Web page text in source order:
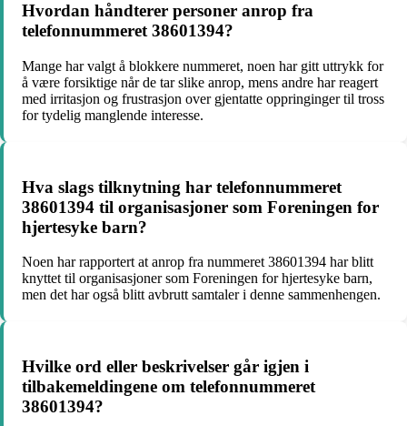
Hvordan håndterer personer anrop fra
telefonnummeret 38601394?
Mange har valgt å blokkere nummeret, noen har gitt uttrykk for
å være forsiktige når de tar slike anrop, mens andre har reagert
med irritasjon og frustrasjon over gjentatte oppringinger til tross
for tydelig manglende interesse.
Hva slags tilknytning har telefonnummeret
38601394 til organisasjoner som Foreningen for
hjertesyke barn?
Noen har rapportert at anrop fra nummeret 38601394 har blitt
knyttet til organisasjoner som Foreningen for hjertesyke barn,
men det har også blitt avbrutt samtaler i denne sammenhengen.
Hvilke ord eller beskrivelser går igjen i
tilbakemeldingene om telefonnummeret
38601394?